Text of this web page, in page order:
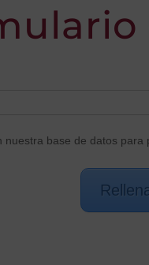
nuestra base de datos